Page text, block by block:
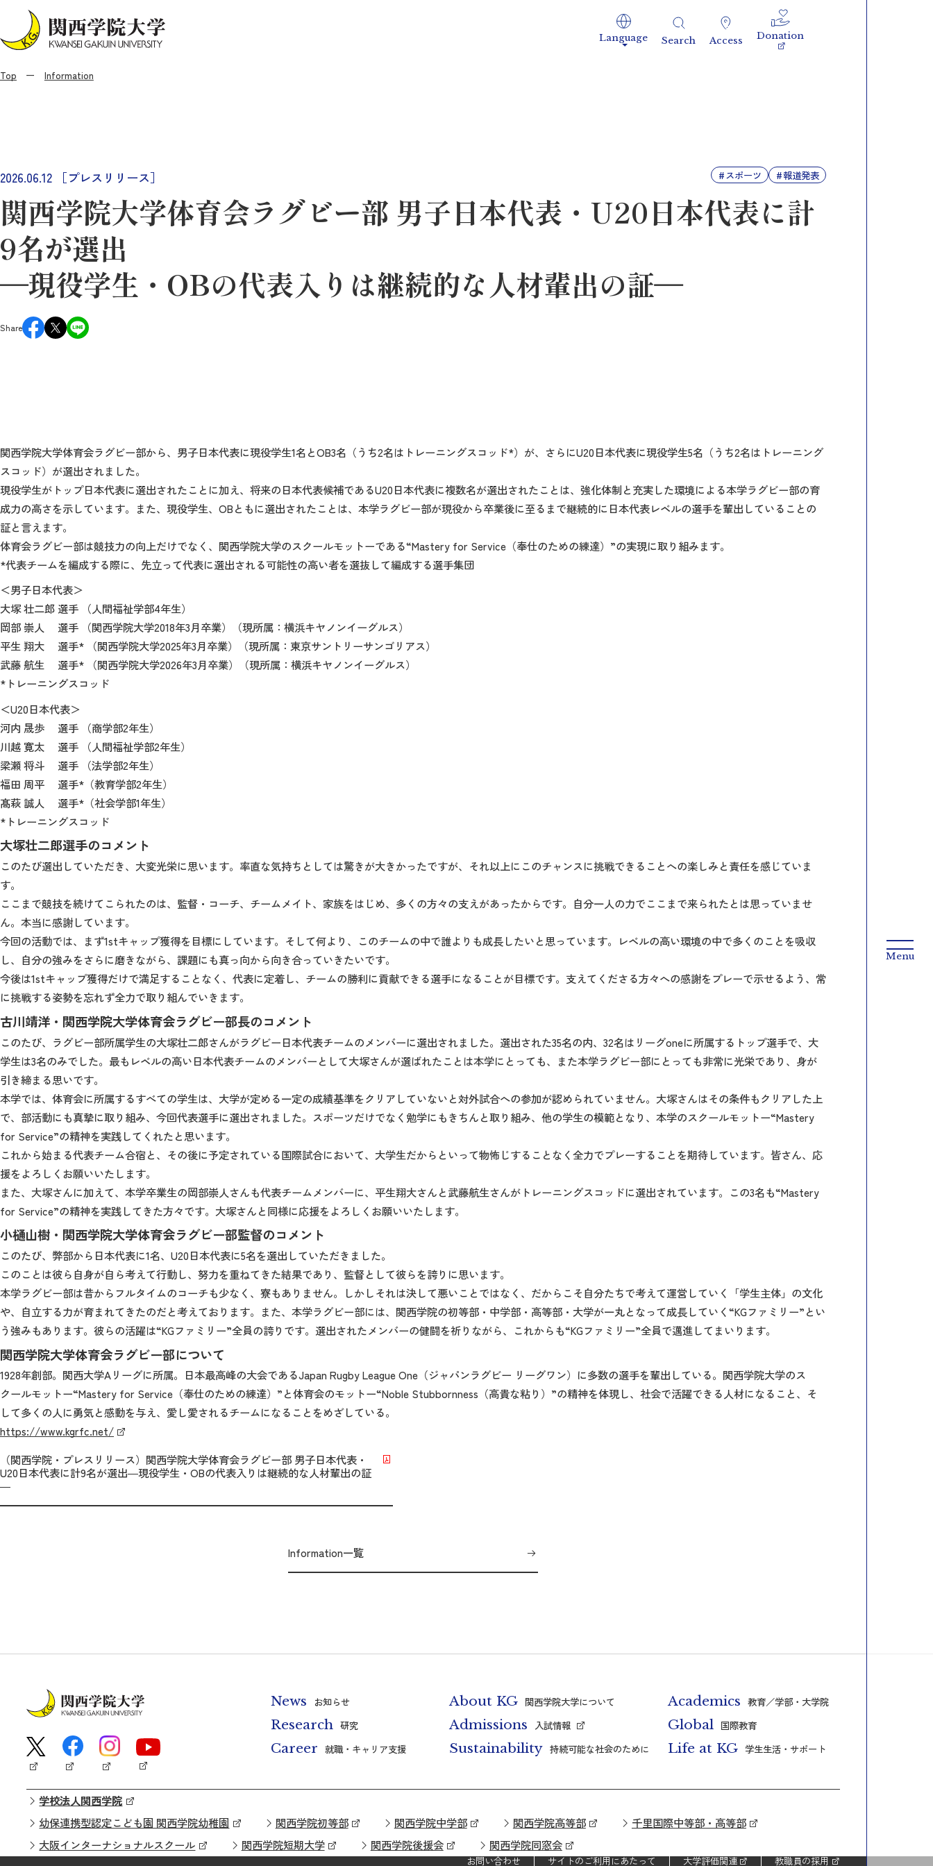
Language Search Access Donation
Top Information
2026.06.12 ［プレスリリース］ スポーツ 報道発表
関西学院大学体育会ラグビー部 男子日本代表・U20日本代表に計
9名が選出
―現役学生・OBの代表入りは継続的な人材輩出の証―
Share
関西学院大学体育会ラグビー部から、男子日本代表に現役学生1名とOB3名（うち2名はトレーニングスコッド*）が、さらにU20日本代表に現役学生5名（うち2名はトレーニング
スコッド）が選出されました。
現役学生がトップ日本代表に選出されたことに加え、将来の日本代表候補であるU20日本代表に複数名が選出されたことは、強化体制と充実した環境による本学ラグビー部の育
成力の高さを示しています。また、現役学生、OBともに選出されたことは、本学ラグビー部が現役から卒業後に至るまで継続的に日本代表レベルの選手を輩出していることの
証と言えます。
体育会ラグビー部は競技力の向上だけでなく、関西学院大学のスクールモットーである“Mastery for Service（奉仕のための練達）”の実現に取り組みます。
*代表チームを編成する際に、先立って代表に選出される可能性の高い者を選抜して編成する選手集団
＜男子日本代表＞
大塚 壮二郎 選手 （人間福祉学部4年生）
岡部 崇人 選手 （関西学院大学2018年3月卒業）（現所属：横浜キヤノンイーグルス）
平生 翔大 選手* （関西学院大学2025年3月卒業）（現所属：東京サントリーサンゴリアス）
武藤 航生 選手* （関西学院大学2026年3月卒業）（現所属：横浜キヤノンイーグルス）
*トレーニングスコッド
＜U20日本代表＞
河内 晟歩 選手 （商学部2年生）
川越 寛太 選手 （人間福祉学部2年生）
梁瀬 将斗 選手 （法学部2年生）
福田 周平 選手*（教育学部2年生）
髙萩 誠人 選手*（社会学部1年生）
*トレーニングスコッド
大塚壮二郎選手のコメント
このたび選出していただき、大変光栄に思います。率直な気持ちとしては驚きが大きかったですが、それ以上にこのチャンスに挑戦できることへの楽しみと責任を感じていま
す。
ここまで競技を続けてこられたのは、監督・コーチ、チームメイト、家族をはじめ、多くの方々の支えがあったからです。自分一人の力でここまで来られたとは思っていませ
ん。本当に感謝しています。
今回の活動では、まず1stキャップ獲得を目標にしています。そして何より、このチームの中で誰よりも成長したいと思っています。レベルの高い環境の中で多くのことを吸収
し、自分の強みをさらに磨きながら、課題にも真っ向から向き合っていきたいです。
今後は1stキャップ獲得だけで満足することなく、代表に定着し、チームの勝利に貢献できる選手になることが目標です。支えてくださる方々への感謝をプレーで示せるよう、常
に挑戦する姿勢を忘れず全力で取り組んでいきます。
古川靖洋・関西学院大学体育会ラグビー部長のコメント
このたび、ラグビー部所属学生の大塚壮二郎さんがラグビー日本代表チームのメンバーに選出されました。選出された35名の内、32名はリーグoneに所属するトップ選手で、大
学生は3名のみでした。最もレベルの高い日本代表チームのメンバーとして大塚さんが選ばれたことは本学にとっても、また本学ラグビー部にとっても非常に光栄であり、身が
引き締まる思いです。
本学では、体育会に所属するすべての学生は、大学が定める一定の成績基準をクリアしていないと対外試合への参加が認められていません。大塚さんはその条件もクリアした上
で、部活動にも真摯に取り組み、今回代表選手に選出されました。スポーツだけでなく勉学にもきちんと取り組み、他の学生の模範となり、本学のスクールモットー“Mastery
for Service”の精神を実践してくれたと思います。
これから始まる代表チーム合宿と、その後に予定されている国際試合において、大学生だからといって物怖じすることなく全力でプレーすることを期待しています。皆さん、応
援をよろしくお願いいたします。
また、大塚さんに加えて、本学卒業生の岡部崇人さんも代表チームメンバーに、平生翔大さんと武藤航生さんがトレーニングスコッドに選出されています。この3名も“Mastery
for Service”の精神を実践してきた方々です。大塚さんと同様に応援をよろしくお願いいたします。
小樋山樹・関西学院大学体育会ラグビー部監督のコメント
このたび、弊部から日本代表に1名、U20日本代表に5名を選出していただきました。
このことは彼ら自身が自ら考えて行動し、努力を重ねてきた結果であり、監督として彼らを誇りに思います。
本学ラグビー部は昔からフルタイムのコーチも少なく、寮もありません。しかしそれは決して悪いことではなく、だからこそ自分たちで考えて運営していく「学生主体」の文化
や、自立する力が育まれてきたのだと考えております。また、本学ラグビー部には、関西学院の初等部・中学部・高等部・大学が一丸となって成長していく“KGファミリー”とい
う強みもあります。彼らの活躍は“KGファミリー”全員の誇りです。選出されたメンバーの健闘を祈りながら、これからも“KGファミリー”全員で邁進してまいります。
関西学院大学体育会ラグビー部について
1928年創部。関西大学Aリーグに所属。日本最高峰の大会であるJapan Rugby League One（ジャパンラグビー リーグワン）に多数の選手を輩出している。関西学院大学のス
クールモットー“Mastery for Service（奉仕のための練達）”と体育会のモットー“Noble Stubbornness（高貴な粘り）”の精神を体現し、社会で活躍できる人材になること、そ
して多くの人に勇気と感動を与え、愛し愛されるチームになることをめざしている。
https://www.kgrfc.net/
（関西学院・プレスリリース）関西学院大学体育会ラグビー部 男子日本代表・
U20日本代表に計9名が選出―現役学生・OBの代表入りは継続的な人材輩出の証
―
Information一覧
News お知らせ About KG 関西学院大学について Academics 教育／学部・大学院
Research 研究 Admissions 入試情報 Global 国際教育
Career 就職・キャリア支援 Sustainability 持続可能な社会のために Life at KG 学生生活・サポート
学校法人関西学院
幼保連携型認定こども園 関西学院幼稚園
関西学院初等部 関西学院中学部 関西学院高等部
千里国際中等部・高等部
大阪インターナショナルスクール
関西学院短期大学 関西学院後援会 関西学院同窓会
お問い合わせ サイトのご利用にあたって 大学評価関連 教職員の採用